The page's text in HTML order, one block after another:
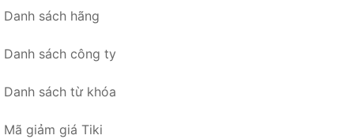
Danh sách hãng
Danh sách công ty
Danh sách từ khóa
Mã giảm giá Tiki